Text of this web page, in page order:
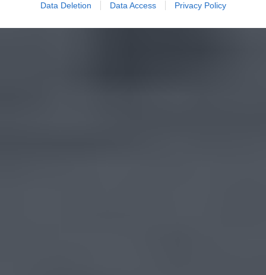
Data Deletion Data Access Privacy Policy